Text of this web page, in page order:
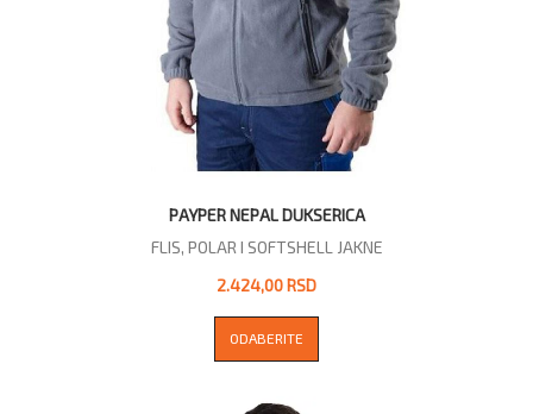
PAYPER NEPAL DUKSERICA
FLIS, POLAR I SOFTSHELL JAKNE
2.424,00 RSD
ODABERITE